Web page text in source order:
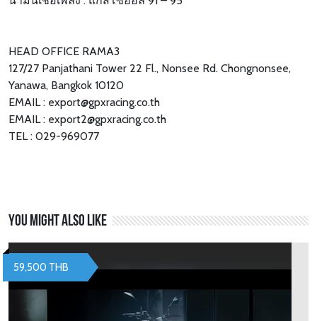
HEAD OFFICE RAMA3
127/27 Panjathani Tower 22 Fl., Nonsee Rd. Chongnonsee,
Yanawa, Bangkok 10120
EMAIL : export@gpxracing.co.th
EMAIL : export2@gpxracing.co.th
TEL : 029-969077
You might also like
59,500 THB